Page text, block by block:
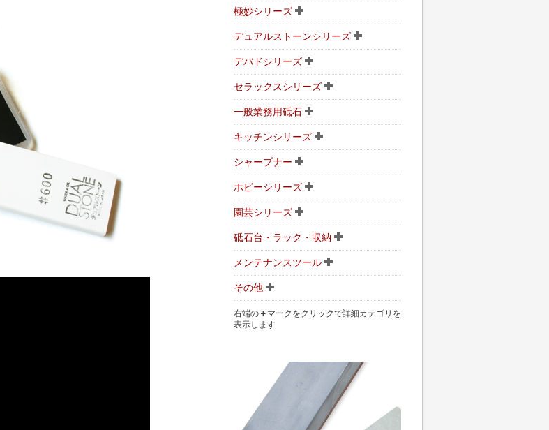
極妙シリーズ
デュアルストーンシリーズ
デバドシリーズ
セラックスシリーズ
一般業務用砥石
キッチンシリーズ
シャープナー
ホビーシリーズ
園芸シリーズ
砥石台・ラック・収納
メンテナンスツール
その他
右端の ＋ マークをクリックで詳細カテゴリを
表示します